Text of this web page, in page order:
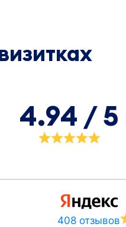
4.94 / 5
408 отзывов